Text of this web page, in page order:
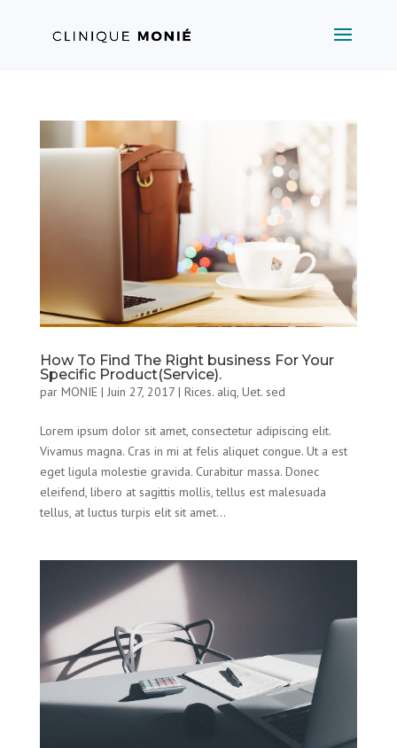
How To Find The Right business For Your
Specific Product(Service).
par MONIE | Juin 27, 2017| Rices. aliq Uet. sed
Lorem ipsum dolor sit amet, consectetur adipiscing elit.
Vivamus magna. Cras in mi at felis aliquet congue. Ut a est
eget ligula molestie gravida. Curabitur massa. Donec
eleifend, libero at sagittis mollis, tellus est malesuada
tellus, at luctus turpis elit sit amet...